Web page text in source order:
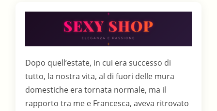
Dopo quell’estate, in cui era successo di
tutto, la nostra vita, al di fuori delle mura
domestiche era tornata normale, ma il
rapporto tra me e Francesca, aveva ritrovato